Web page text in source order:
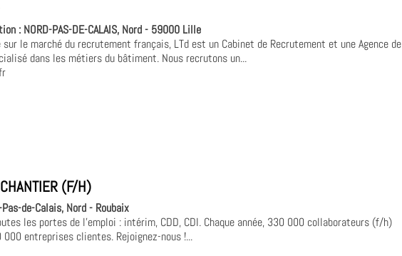
: NORD-PAS-DE-CALAIS, Nord - 59000 Lille
le marché du recrutement français, LTd est un Cabinet de Recrutement et une Agence de
dans les métiers du bâtiment. Nous recrutons un...
(F/H)
de-Calais, Nord - Roubaix
les portes de l'emploi : intérim, CDD, CDI. Chaque année, 330 000 collaborateurs (f/h)
entreprises clientes. Rejoignez-nous !...